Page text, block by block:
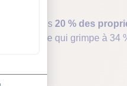
seuls 20 % des
. Un chiffre qui grimpe à